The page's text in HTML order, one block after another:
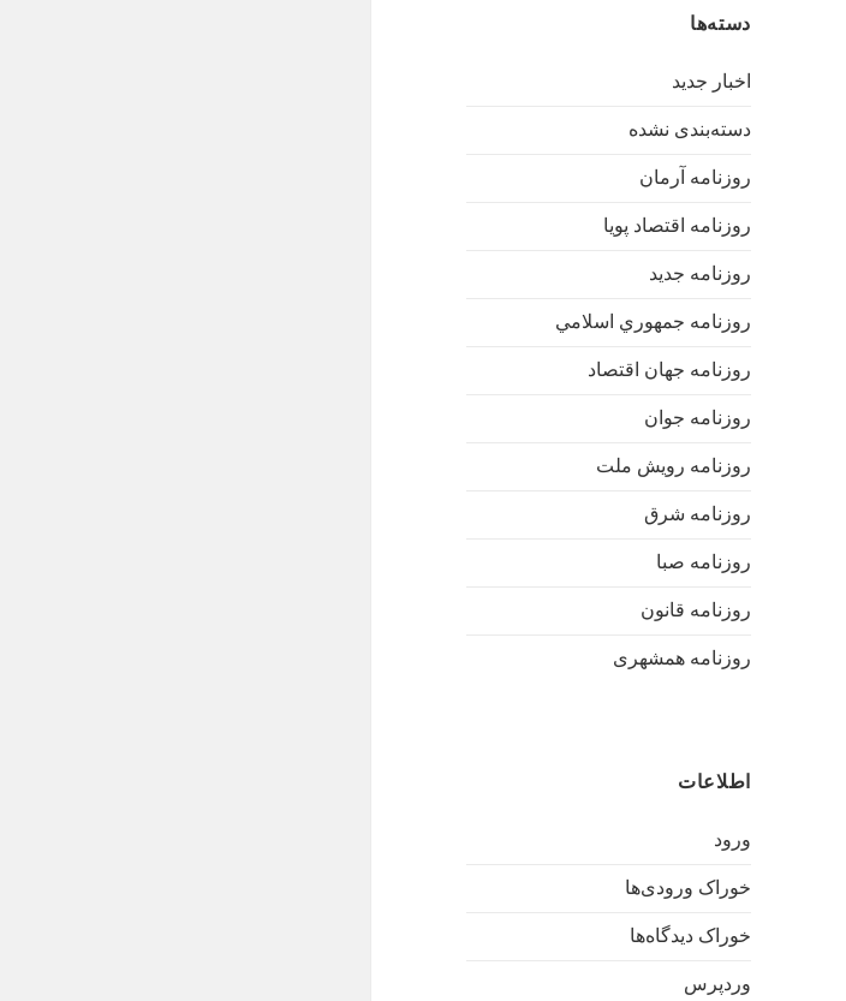
دسته‌ها
اخبار جدید
دسته‌بندی نشده
روزنامه آرمان
روزنامه اقتصاد پویا
روزنامه جدید
روزنامه جمهوري اسلامي
روزنامه جهان اقتصاد
روزنامه جوان
روزنامه رویش ملت
روزنامه شرق
روزنامه صبا
روزنامه قانون
روزنامه همشهری
اطلاعات
ورود
خوراک ورودی‌ها
خوراک دیدگاه‌ها
وردپرس